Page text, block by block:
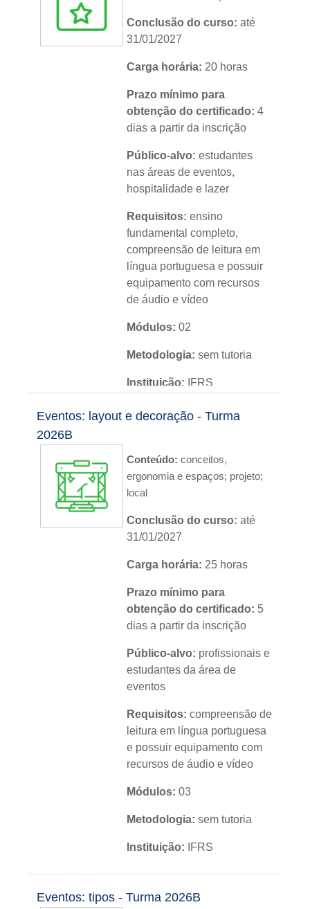
Conclusão do curso: até
31/01/2027
Carga horária: 20 horas
Prazo mínimo para
obtenção do certificado:4
dias a partir da inscrição
Público-alvo: estudantes
nas áreas de eventos,
hospitalidade e lazer
Requisitos:ensino
fundamental completo,
compreensão de leitura em
língua portuguesa e possuir
equipamento com recursos
de áudio e vídeo
Módulos:02
Metodologia:sem tutoria
Instituição: IFRS
Nível: básico
Eventos: layout e decoração - Turma
2026B
Conteúdo:conceitos,
ergonomia e espaços; projeto;
local
Conclusão do curso: até
31/01/2027
Carga horária: 25 horas
Prazo mínimo para
obtenção do certificado: 5
dias a partir da inscrição
Público-alvo: profissionais e
estudantes da área de
eventos
Requisitos: compreensão de
leitura em língua portuguesa
e possuir equipamento com
recursos de áudio e vídeo
Módulos: 03
Metodologia: sem tutoria
Instituição: IFRS
Nível:básico
Idioma:português
Eventos: tipos - Turma 2026B